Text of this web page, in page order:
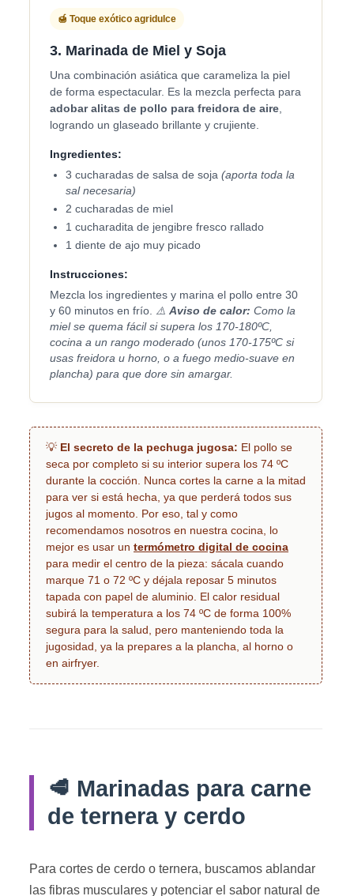
🍯 Toque exótico agridulce
3. Marinada de Miel y Soja
Una combinación asiática que carameliza la piel
de forma espectacular. Es la mezcla perfecta para
adobar alitas de pollo para freidora de aire,
logrando un glaseado brillante y crujiente.
Ingredientes:
3 cucharadas de salsa de soja (aporta toda la
sal necesaria)
2 cucharadas de miel
1 cucharadita de jengibre fresco rallado
1 diente de ajo muy picado
Instrucciones:
Mezcla los ingredientes y marina el pollo entre 30
y 60 minutos en frío. ⚠️ Aviso de calor: Como la
miel se quema fácil si supera los 170-180ºC,
cocina a un rango moderado (unos 170-175ºC si
usas freidora u horno, o a fuego medio-suave en
plancha) para que dore sin amargar.
💡 El secreto de la pechuga jugosa: El pollo se
seca por completo si su interior supera los 74 ºC
durante la cocción. Nunca cortes la carne a la mitad
para ver si está hecha, ya que perderá todos sus
jugos al momento. Por eso, tal y como
recomendamos nosotros en nuestra cocina, lo
mejor es usar un termómetro digital de cocina
para medir el centro de la pieza: sácala cuando
marque 71 o 72 ºC y déjala reposar 5 minutos
tapada con papel de aluminio. El calor residual
subirá la temperatura a los 74 ºC de forma 100%
segura para la salud, pero manteniendo toda la
jugosidad, ya la prepares a la plancha, al horno o
en airfryer.
🥩 Marinadas para carne
de ternera y cerdo
Para cortes de cerdo o ternera, buscamos ablandar
las fibras musculares y potenciar el sabor natural de